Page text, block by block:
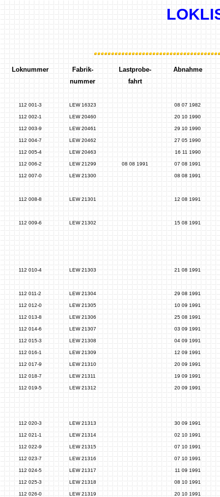
Loknummer
Fabrik-
nummer
Lastprobe-
fahrt
Abnahme
112 001-3 LEW 16323 08 07 1982
112 002-1 LEW 20460 20 10 1990
112 003-9 LEW 20461 29 10 1990
112 004-7 LEW 20462 27 05 1990
112 005-4 LEW 20463 16 11 1990
112 006-2 LEW 21299 08 08 1991 07 08 1991
112 007-0 LEW 21300 08 08 1991
112 008-8 LEW 21301 12 08 1991
112 009-6 LEW 21302 15 08 1991
112 010-4 LEW 21303 21 08 1991
112 011-2 LEW 21304 29 08 1991
112 012-0 LEW 21305 10 09 1991
112 013-8 LEW 21306 25 08 1991
112 014-6 LEW 21307 03 09 1991
112 015-3 LEW 21308 04 09 1991
112 016-1 LEW 21309 12 09 1991
112 017-9 LEW 21310 20 09 1991
112 018-7 LEW 21311 19 09 1991
112 019-5 LEW 21312 20 09 1991
112 020-3 LEW 21313 30 09 1991
112 021-1 LEW 21314 02 10 1991
112 022-9 LEW 21315 07 10 1991
112 023-7 LEW 21316 07 10 1991
112 024-5 LEW 21317 11 09 1991
112 025-3 LEW 21318 08 10 1991
112 026-0 LEW 21319 20 10 1991